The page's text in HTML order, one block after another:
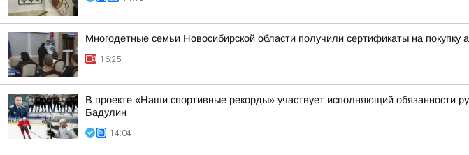
Многодетные семьи Новосибирской области получили сертификаты на покупку
16:25
В проекте «Наши спортивные рекорды» участвует исполняющий обязанности
Бадулин
14:04